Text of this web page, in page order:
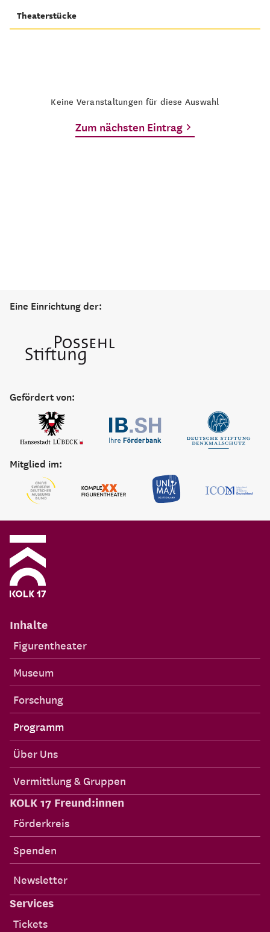
Theaterstücke
Keine Veranstaltungen für diese Auswahl
Zum nächsten Eintrag
Eine Einrichtung der:
Gefördert von:
Mitglied im:
Inhalte
Figurentheater
Museum
Forschung
Programm
Über Uns
Vermittlung & Gruppen
KOLK 17 Freund:innen
Förderkreis
Spenden
Newsletter
Services
Tickets